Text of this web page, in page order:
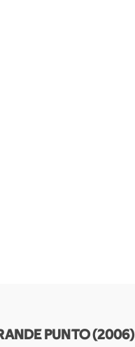
PUNTO (2006)